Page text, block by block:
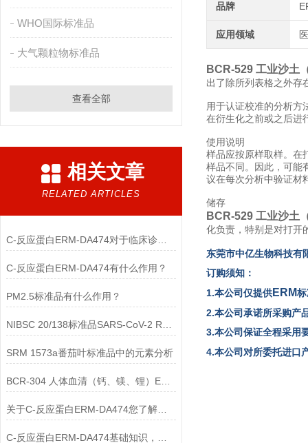
WHO国际标准品
大气颗粒物标准品
查看全部
相关文章
RELATED ARTICLES
C-反应蛋白ERM-DA474对于临床诊断至关重要
C-反应蛋白ERM-DA474有什么作用？
PM2.5标准品有什么作用？
SRM 1573a番茄叶标准品中的元素分析
BCR-304 人体血清（钙、镁、锂）ERM标准品
关于C-反应蛋白ERM-DA474您了解多少？
品牌
应用领域
BCR-529 工业沙土
出了除所列表格之外存
用于认证校准的分析方
在衍生化之前或之后进
使用说明
样品应按原样取样。在
样品不同。因此，可能
议在每次分析中验证材
储存
BCR-529 工业沙土
化负责，特别是对打开
东莞市中亿生物科技有
订购须知：
1.本公司仅提供ERM
2.本公司承诺所采购产
3.本公司保证全程采用
4.本公司对所委托进口